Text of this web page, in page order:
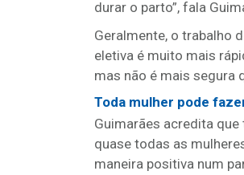
durar o parto”, fala
Geralmente, o trabalho
eletiva é muito mais
mas não é mais segura
Toda mulher pode
Guimarães acredita
quase todas as
maneira positiva num